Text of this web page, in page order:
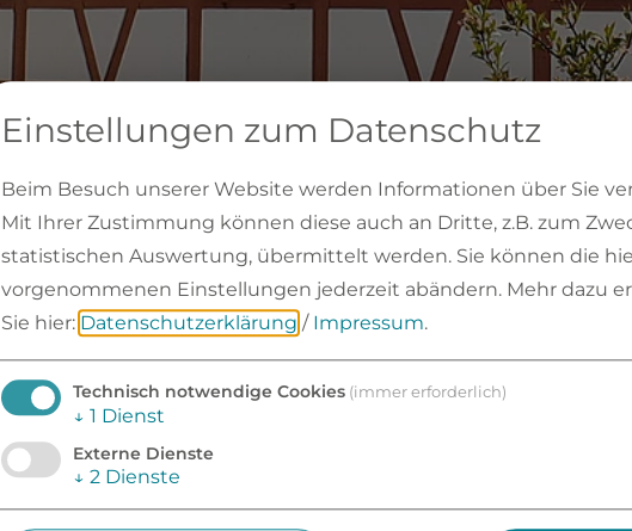
Kontakt
Bürgerservice
KONTAKT
Einstellungen zum Datenschutz
Beim Besuch unserer Website werden Informationen über Sie
Mit Ihrer Zustimmung können diese auch an Dritte, z.B. zum
statistischen Auswertung, übermittelt werden. Sie können die
vorgenommenen Einstellungen jederzeit abändern. Mehr dazu
Sie hier: Datenschutzerklärung / Impressum.
Technisch notwendige Cookies (immer erforderlich)
↓ 1 Dienst
Externe Dienste
↓ 2 Dienste